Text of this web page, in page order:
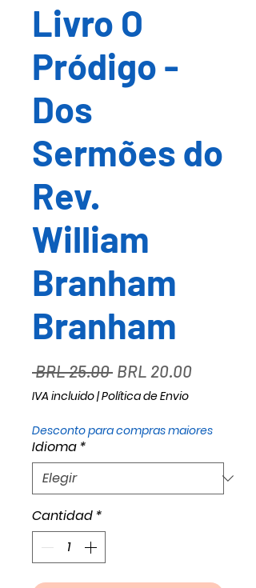
Livro O
Pródigo -
Dos
Sermões do
Rev.
William
Branham
Branham
BRL 25.00 Precio
BRL 20.00Precio
IVA incluido|Política de Envio
Desconto para compras maiores
Idioma *
Cantidad *